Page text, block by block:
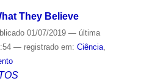
They Believe
01/07/2019 — última
— registrado em: Ciência,